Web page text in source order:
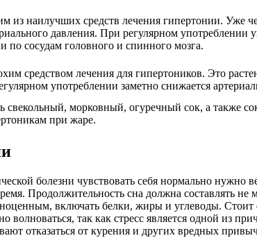
из наилучших средств лечения гипертонии. Уже
давления. При регулярном употреблении
по сосудам головного и спинного мозга.
средством лечения для гипертоников. Это
употреблении заметно снижается
свекольный, морковный, огуречный сок, а также
при жаре.
болезни чувствовать себя нормально нужно
Продолжительность сна должна составлять не
включать белки, жиры и углеводы. Стоит
волноваться, так как стресс является одной из
отказаться от курения и других вредных